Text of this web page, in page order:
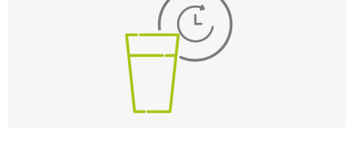
Productkeuze & Advies
Levering, Afhalen & Terugbrengen
Gebruik, Hoeveelheden & Kosten